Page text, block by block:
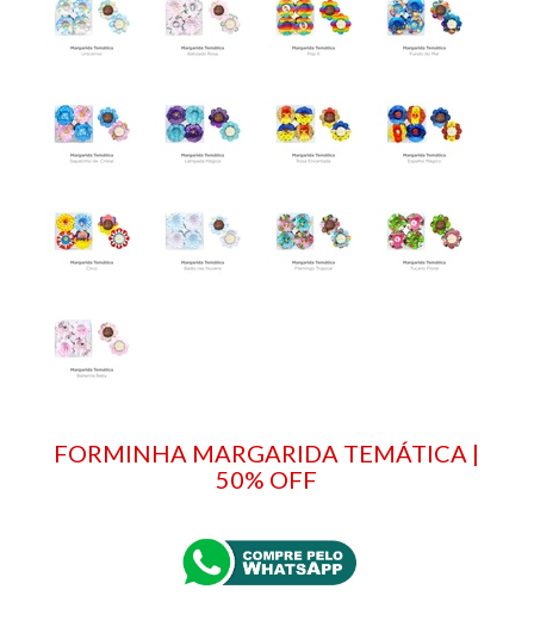
FORMINHA MARGARIDA TEMÁTICA |
50% OFF